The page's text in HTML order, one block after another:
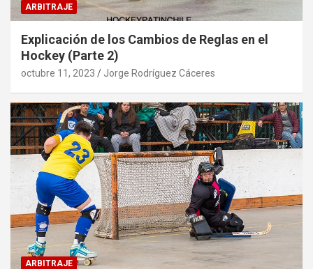
ARBITRAJE
Explicación de los Cambios de Reglas en el
Hockey (Parte 2)
octubre 11, 2023 Jorge Rodríguez Cáceres
ARBITRAJE